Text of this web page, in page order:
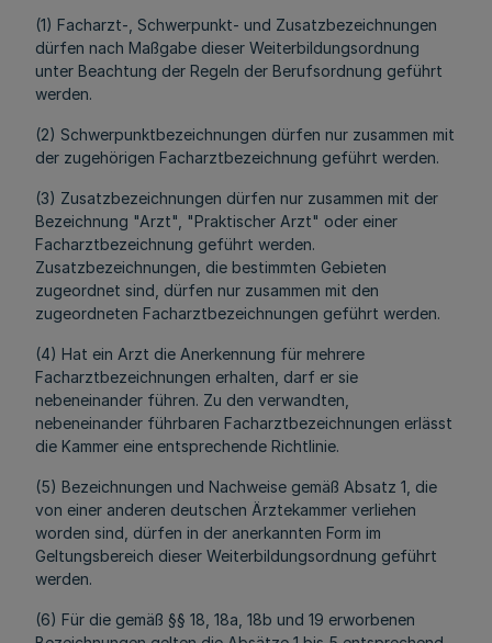
(1) Facharzt-, Schwerpunkt- und Zusatzbezeichnungen
dürfen nach Maßgabe dieser Weiterbildungsordnung
unter Beachtung der Regeln der Berufsordnung geführt
werden.
(2) Schwerpunktbezeichnungen dürfen nur zusammen mit
der zugehörigen Facharztbezeichnung geführt werden.
(3) Zusatzbezeichnungen dürfen nur zusammen mit der
Bezeichnung "Arzt", "Praktischer Arzt" oder einer
Facharztbezeichnung geführt werden.
Zusatzbezeichnungen, die bestimmten Gebieten
zugeordnet sind, dürfen nur zusammen mit den
zugeordneten Facharztbezeichnungen geführt werden.
(4) Hat ein Arzt die Anerkennung für mehrere
Facharztbezeichnungen erhalten, darf er sie
nebeneinander führen. Zu den verwandten,
nebeneinander führbaren Facharztbezeichnungen erlässt
die Kammer eine entsprechende Richtlinie.
(5) Bezeichnungen und Nachweise gemäß Absatz 1, die
von einer anderen deutschen Ärztekammer verliehen
worden sind, dürfen in der anerkannten Form im
Geltungsbereich dieser Weiterbildungsordnung geführt
werden.
(6) Für die gemäß §§ 18, 18a, 18b und 19 erworbenen